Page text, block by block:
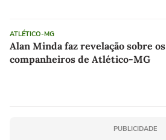
ATLÉTICO-MG
Alan Minda faz revelação sobre os
companheiros de Atlético-MG
PUBLICIDADE